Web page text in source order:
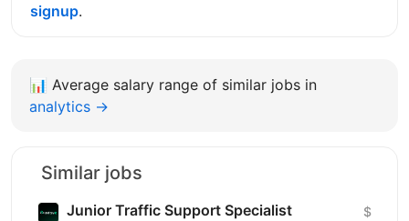
signup.
📊 Average salary range of similar jobs in
analytics →
Similar jobs
Junior Traffic Support Specialist $